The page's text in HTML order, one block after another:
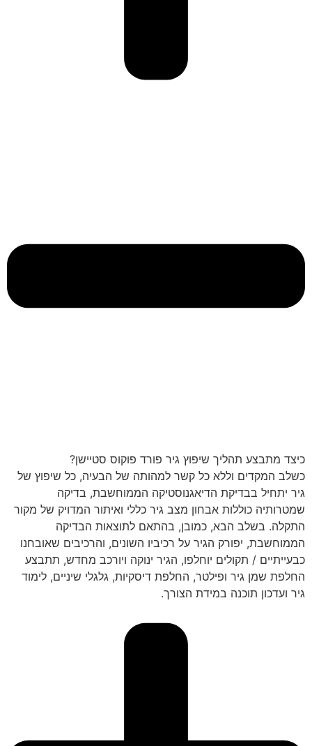
כיצד מתבצע תהליך שיפוץ גיר פורד פוקוס סטיישן?
כשלב המקדים וללא כל קשר למהותה של הבעיה, כל שיפוץ של
גיר יתחיל בבדיקת הדיאגנוסטיקה הממוחשבת, בדיקה
שמטרותיה כוללות אבחון מצב גיר כללי ואיתור המדויק של מקור
התקלה. בשלב הבא, כמובן, בהתאם לתוצאות הבדיקה
הממוחשבת, יפורק הגיר על רכיביו השונים, והרכיבים שאובחנו
כבעייתיים / תקולים יוחלפו, הגיר ינוקה ויורכב מחדש, תתבצע
החלפת שמן גיר ופילטר, החלפת דיסקיות, גלגלי שיניים, לימוד
גיר ועדכון תוכנה במידת הצורך.